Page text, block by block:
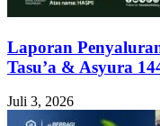
Laporan
Tasu’a & Asyura
Juli 3, 2026